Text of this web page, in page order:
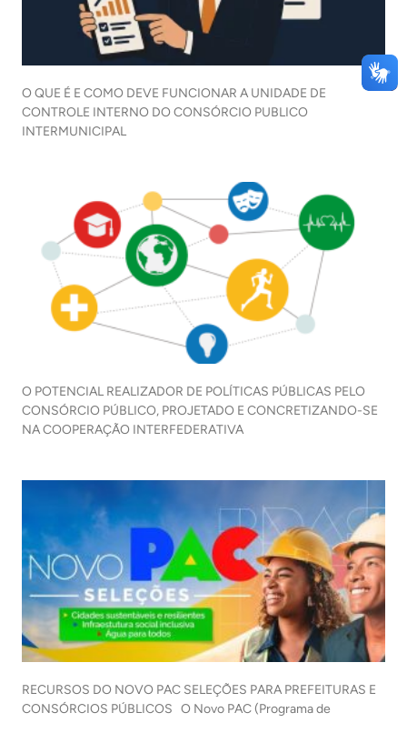
O QUE É E COMO DEVE FUNCIONAR A UNIDADE DE
CONTROLE INTERNO DO CONSÓRCIO PUBLICO
INTERMUNICIPAL
O POTENCIAL REALIZADOR DE POLÍTICAS PÚBLICAS PELO
CONSÓRCIO PÚBLICO, PROJETADO E CONCRETIZANDO-SE
NA COOPERAÇÃO INTERFEDERATIVA
RECURSOS DO NOVO PAC SELEÇÕES PARA PREFEITURAS E
CONSÓRCIOS PÚBLICOS O Novo PAC (Programa de